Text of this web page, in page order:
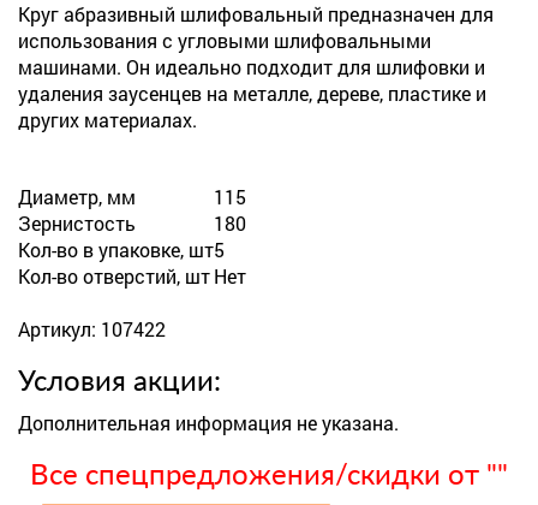
Круг абразивный шлифовальный предназначен для
использования с угловыми шлифовальными
машинами. Он идеально подходит для шлифовки и
удаления заусенцев на металле, дереве, пластике и
других материалах.
Диаметр, мм
115
Зернистость
180
Кол-во в упаковке, шт5
Кол-во отверстий, штНет
Артикул: 107422
Условия акции:
Дополнительная информация не указана.
Все спецпредложения/скидки от ""